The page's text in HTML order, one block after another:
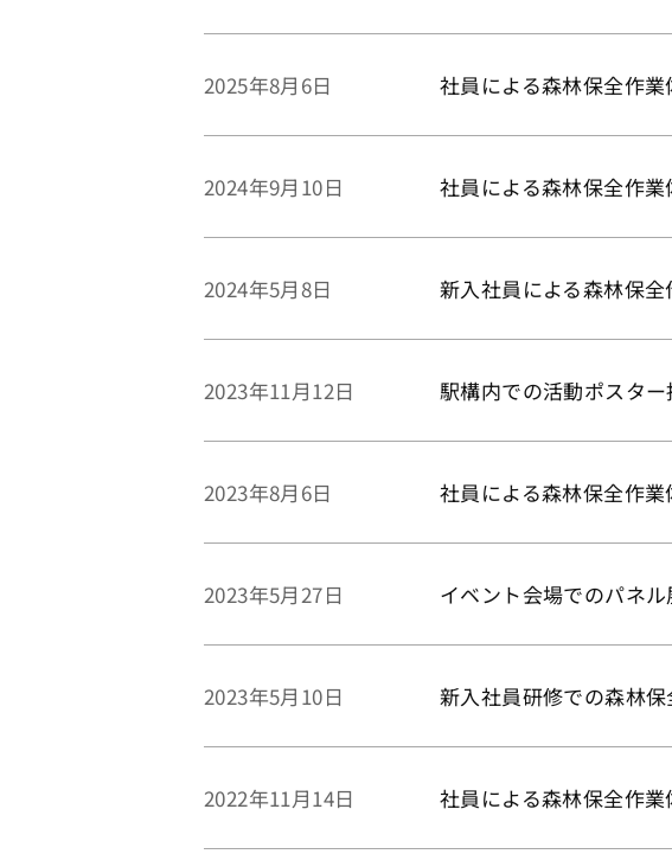
2025年8月6日 社員による森林保全作
2024年9月10日 社員による森林保全作
2024年5月8日 新入社員による森林保
2023年11月12日 駅構内での活動ポスター
2023年8月6日 社員による森林保全作
2023年5月27日 イベント会場でのパネ
2023年5月10日 新入社員研修での森林
2022年11月14日 社員による森林保全作